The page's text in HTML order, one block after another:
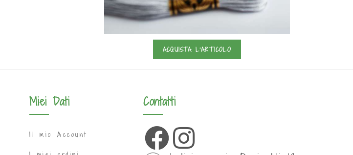
ACQUISTA L'ARTICOLO
Miei Dati
Il mio Account
Contatti